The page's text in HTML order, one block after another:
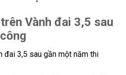
Vành đai 3,5 sau